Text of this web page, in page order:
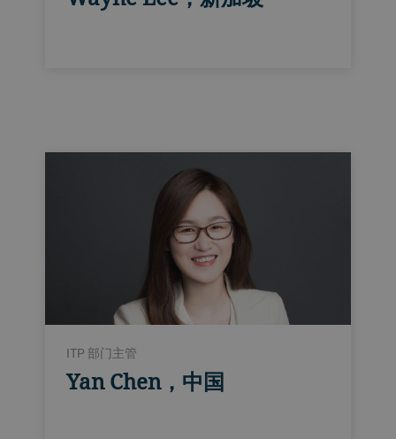
ITP 部门主管
Yan Chen，中国